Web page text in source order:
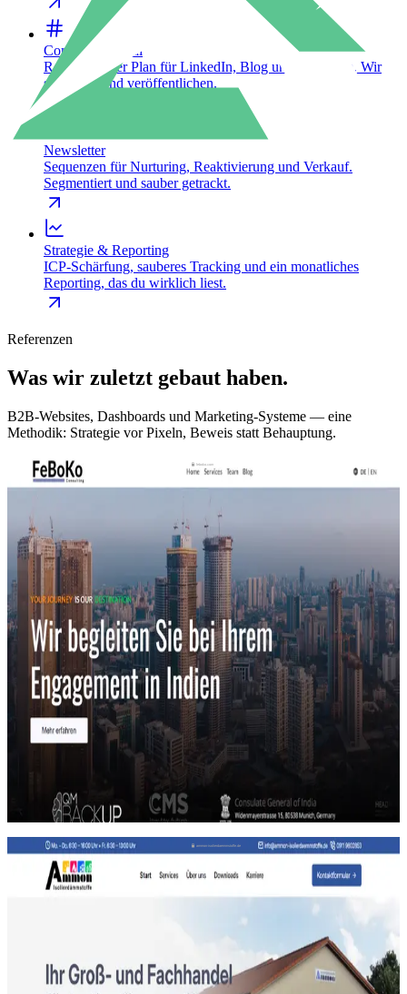
Content & Social
Redaktioneller Plan für LinkedIn, Blog und Instagram. Wir
schreiben und veröffentlichen.
Newsletter
Sequenzen für Nurturing, Reaktivierung und Verkauf.
Segmentiert und sauber getrackt.
Strategie & Reporting
ICP-Schärfung, sauberes Tracking und ein monatliches
Reporting, das du wirklich liest.
Referenzen
Was wir zuletzt gebaut haben.
B2B-Websites, Dashboards und Marketing-Systeme — eine
Methodik: Strategie vor Pixeln, Beweis statt Behauptung.
feboko.com
Unternehmensberatung · Markteintritt Indien
Strukturierte B2B-Website mit klarem Indien-Narrativ,
Teamdarstellung und zehn Leistungsbereichen.
ammon-isolierdaemmstoffe.de